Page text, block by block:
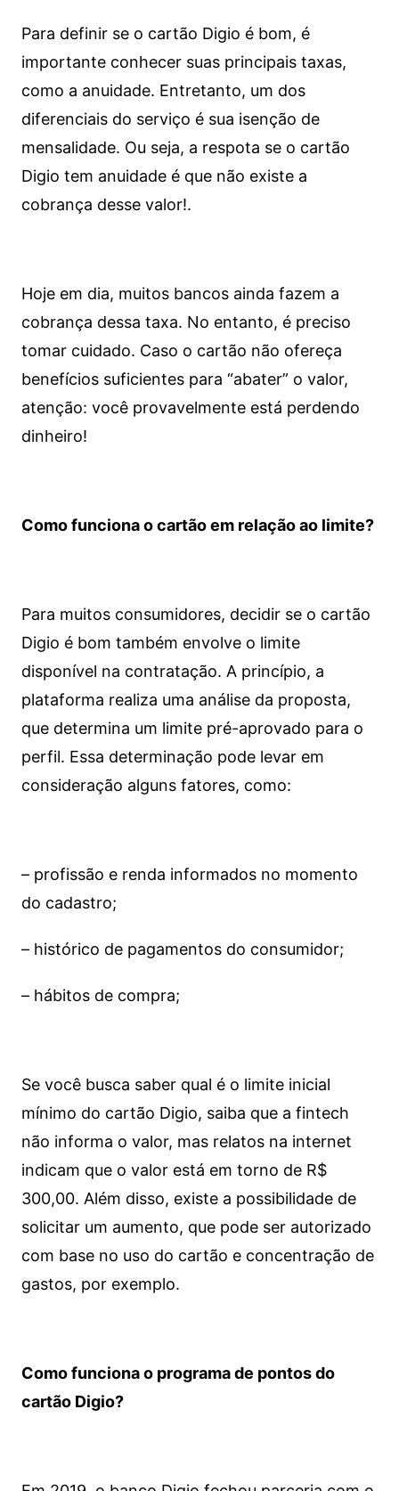
Para definir se o cartão Digio é bom, é
importante conhecer suas principais taxas,
como a anuidade. Entretanto, um dos
diferenciais do serviço é sua isenção de
mensalidade. Ou seja, a respota se o cartão
Digio tem anuidade é que não existe a
cobrança desse valor!.
Hoje em dia, muitos bancos ainda fazem a
cobrança dessa taxa. No entanto, é preciso
tomar cuidado. Caso o cartão não ofereça
benefícios suficientes para “abater” o valor,
atenção: você provavelmente está perdendo
dinheiro!
Como funciona o cartão em relação ao limite?
Para muitos consumidores, decidir se o cartão
Digio é bom também envolve o limite
disponível na contratação. A princípio, a
plataforma realiza uma análise da proposta,
que determina um limite pré-aprovado para o
perfil. Essa determinação pode levar em
consideração alguns fatores, como:
– profissão e renda informados no momento
do cadastro;
– histórico de pagamentos do consumidor;
– hábitos de compra;
Se você busca saber qual é o limite inicial
mínimo do cartão Digio, saiba que a fintech
não informa o valor, mas relatos na internet
indicam que o valor está em torno de R$
300,00. Além disso, existe a possibilidade de
solicitar um aumento, que pode ser autorizado
com base no uso do cartão e concentração de
gastos, por exemplo.
Como funciona o programa de pontos do
cartão Digio?